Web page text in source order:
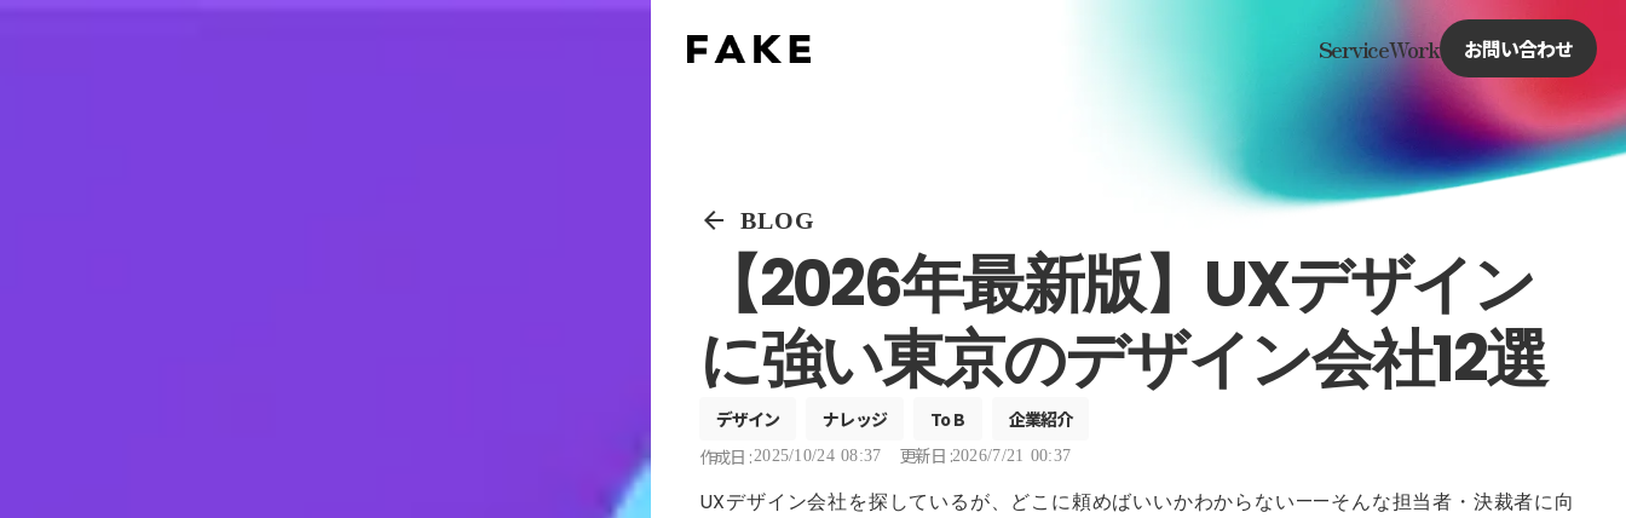
ServiceWork お問い合わせ
arrow_back BLOG
【2026年最新版】UXデザイン
に強い東京のデザイン会社12選
デザイン ナレッジ To B
企業紹介
作成日 :2025/10/24 08:37 更新日 :2026/7/21 00:37
UXデザイン会社を探しているが、どこに頼めばいいかわからない——そんな担当者・決裁者に向